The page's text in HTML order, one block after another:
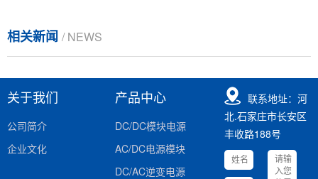
相关新闻 / NEWS
关于我们
公司简介
企业文化
产品中心
DC/DC模块电源
AC/DC电源模块
DC/AC逆变电源
联系地址：河
北.石家庄市长安区
丰收路188号